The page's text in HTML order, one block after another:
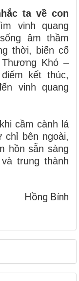
ta về con
vinh quang
âm thầm
thời, biến cố
Khó –
kết thúc,
vinh quang
cầm cành lá
bên ngoài,
hồn sẵn sàng
trung thành
Hồng Bính